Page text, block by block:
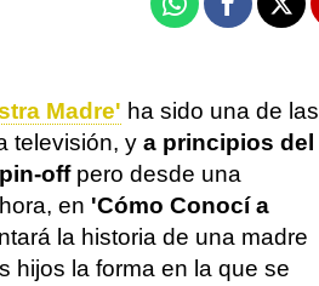
WhatsappFacebook
X
Madre' ha sido una de las
televisión, y a principios del
off pero desde una
en 'Cómo Conocí a
la historia de una madre
hijos la forma en la que se